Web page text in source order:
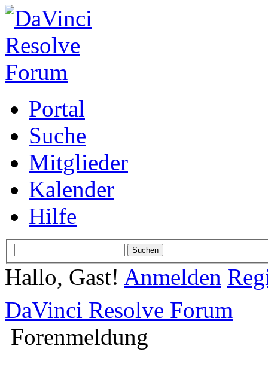
Portal
Suche
Mitglieder
Kalender
Hilfe
Hallo, Gast! Anmelden
DaVinci Resolve Forum
Forenmeldung